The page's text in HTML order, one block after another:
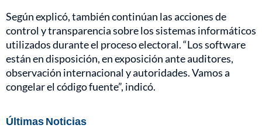
Según explicó, también continúan las acciones de
control y transparencia sobre los sistemas informáticos
utilizados durante el proceso electoral. “Los software
están en disposición, en exposición ante auditores,
observación internacional y autoridades. Vamos a
congelar el código fuente”, indicó.
Últimas Noticias